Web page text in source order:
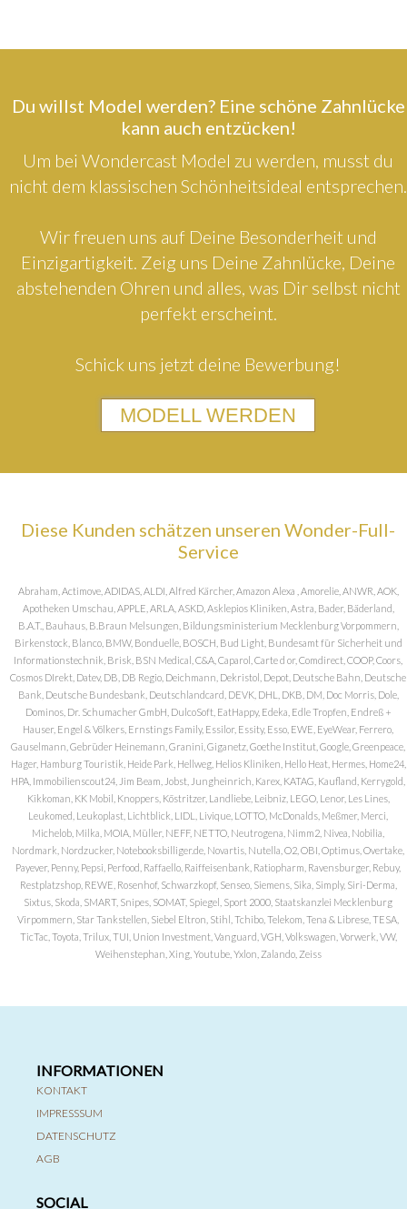
Du willst Model werden? Eine schöne Zahnlücke
kann auch entzücken!
Um bei Wondercast Model zu werden, musst du
nicht dem klassischen Schönheitsideal entsprechen.
Wir freuen uns auf Deine Besonderheit und
Einzigartigkeit. Zeig uns Deine Zahnlücke, Deine
abstehenden Ohren und alles, was Dir selbst nicht
perfekt erscheint.
Schick uns jetzt deine Bewerbung!
MODELL WERDEN
Diese Kunden schätzen unseren Wonder-Full-
Service
Abraham, Actimove, ADIDAS, ALDI, Alfred Kärcher, Amazon Alexa , Amorelie, ANWR, AOK,
Apotheken Umschau, APPLE, ARLA, ASKD, Asklepios Kliniken, Astra, Bader, Bäderland,
B.A.T., Bauhaus, B.Braun Melsungen, Bildungsministerium Mecklenburg Vorpommern,
Birkenstock, Blanco, BMW, Bonduelle, BOSCH, Bud Light, Bundesamt für Sicherheit und
Informationstechnik, Brisk, BSN Medical, C&A, Caparol, Carte d or, Comdirect, COOP, Coors,
Cosmos DIrekt, Datev, DB, DB Regio, Deichmann, Dekristol, Depot, Deutsche Bahn, Deutsche
Bank, Deutsche Bundesbank, Deutschlandcard, DEVK, DHL, DKB, DM, Doc Morris, Dole,
Dominos, Dr. Schumacher GmbH, DulcoSoft, EatHappy, Edeka, Edle Tropfen, Endreß +
Hauser, Engel & Völkers, Ernstings Family, Essilor, Essity, Esso, EWE, EyeWear, Ferrero,
Gauselmann, Gebrüder Heinemann, Granini, Giganetz, Goethe Institut, Google, Greenpeace,
Hager, Hamburg Touristik, Heide Park, Hellweg, Helios Kliniken, Hello Heat, Hermes, Home24,
HPA, Immobilienscout24, Jim Beam, Jobst, Jungheinrich, Karex, KATAG, Kaufland, Kerrygold,
Kikkoman, KK Mobil, Knoppers, Köstritzer, Landliebe, Leibniz, LEGO, Lenor, Les Lines,
Leukomed, Leukoplast, Lichtblick, LIDL, Livique, LOTTO, McDonalds, Meßmer, Merci,
Michelob, Milka, MOIA, Müller, NEFF, NETTO, Neutrogena, Nimm2, Nivea, Nobilia,
Nordmark, Nordzucker, Notebooksbilliger.de, Novartis, Nutella, O2, OBI, Optimus, Overtake,
Payever, Penny, Pepsi, Perfood, Raffaello, Raiffeisenbank, Ratiopharm, Ravensburger, Rebuy,
Restplatzshop, REWE, Rosenhof, Schwarzkopf, Senseo, Siemens, Sika, Simply, Siri-Derma,
Sixtus, Skoda, SMART, Snipes, SOMAT, Spiegel, Sport 2000, Staatskanzlei Mecklenburg
Virpommern, Star Tankstellen, Siebel Eltron, Stihl, Tchibo, Telekom, Tena & Librese, TESA,
TicTac, Toyota, Trilux, TUI, Union Investment, Vanguard, VGH, Volkswagen, Vorwerk, VW,
Weihenstephan, Xing, Youtube, Yxlon, Zalando, Zeiss
INFORMATIONEN
KONTAKT
IMPRESSSUM
DATENSCHUTZ
AGB
SOCIAL